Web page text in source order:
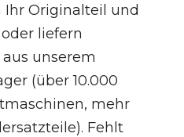
Originalteil und
liefern
unserem
(über 10.000
mehr
Fehlt